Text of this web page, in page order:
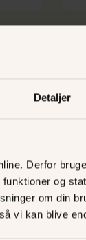
Detaljer
Derfor
og
om din
vi kan blive